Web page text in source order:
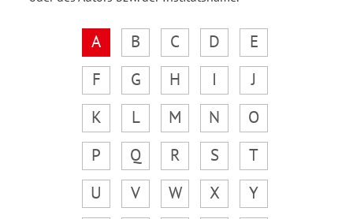
A B C D
E
F
G H I
J
K
L M N
O
P
Q R S
T
U
V W X
Y